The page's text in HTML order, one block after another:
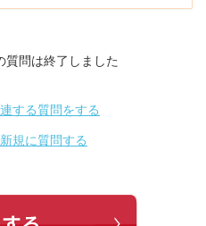
質問は終了しました
する質問をする
規に質問する